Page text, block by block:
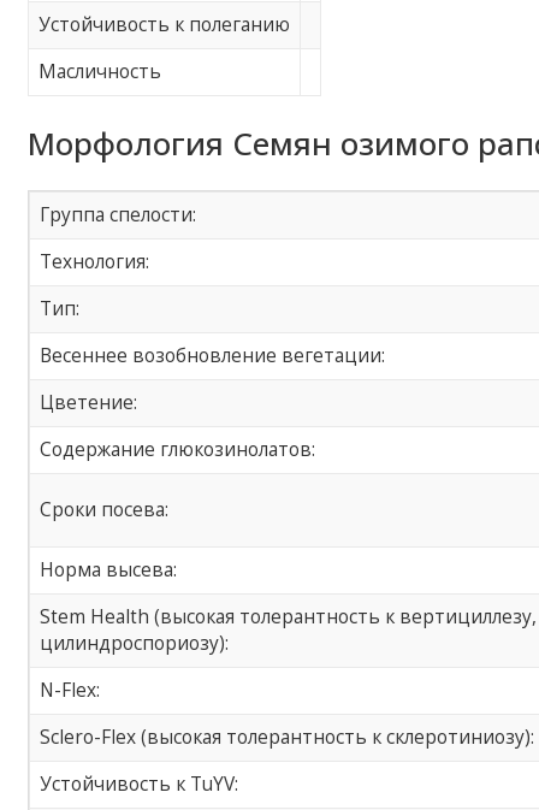
Устойчивость к полеганию
Масличность
Морфология Семян озимого
Группа спелости:
Технология:
Тип:
Весеннее возобновление вегетации:
Цветение:
Содержание глюкозинолатов:
Сроки посева:
Норма высева:
Stem Health (высокая толерантность к
цилиндроспориозу):
N-Flex:
Sclero-Flex (высокая толерантность к склеротиниозу):
Устойчивость к TuYV: